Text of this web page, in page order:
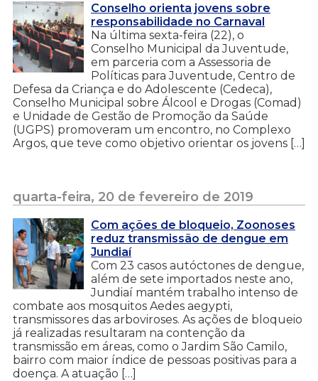
Conselho orienta jovens sobre
responsabilidade no Carnaval
Na última sexta-feira (22), o
Conselho Municipal da Juventude,
em parceria com a Assessoria de
Políticas para Juventude, Centro de
Defesa da Criança e do Adolescente (Cedeca),
Conselho Municipal sobre Álcool e Drogas (Comad)
e Unidade de Gestão de Promoção da Saúde
(UGPS) promoveram um encontro, no Complexo
Argos, que teve como objetivo orientar os jovens […]
quarta-feira, 20 de fevereiro de 2019
Com ações de bloqueio, Zoonoses
reduz transmissão de dengue em
Jundiaí
Com 23 casos autóctones de dengue,
além de sete importados neste ano,
Jundiaí mantém trabalho intenso de
combate aos mosquitos Aedes aegypti,
transmissores das arboviroses. As ações de bloqueio
já realizadas resultaram na contenção da
transmissão em áreas, como o Jardim São Camilo,
bairro com maior índice de pessoas positivas para a
doença. A atuação […]